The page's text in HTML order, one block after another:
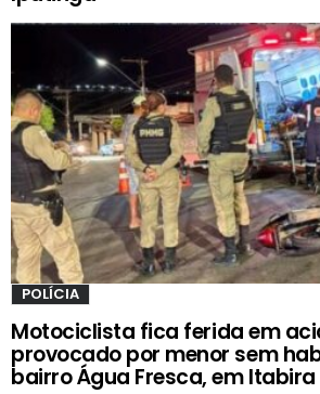
POLÍCIA
Motociclista fica ferida em
provocado por menor sem
bairro Água Fresca, em Itabira